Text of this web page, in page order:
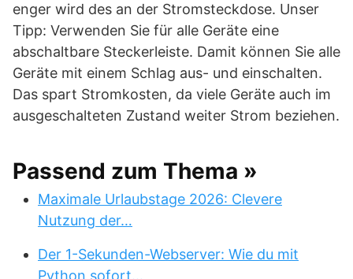
enger wird des an der Stromsteckdose. Unser
Tipp: Verwenden Sie für alle Geräte eine
abschaltbare Steckerleiste. Damit können Sie alle
Geräte mit einem Schlag aus- und einschalten.
Das spart Stromkosten, da viele Geräte auch im
ausgeschalteten Zustand weiter Strom beziehen.
Passend zum Thema »
Maximale Urlaubstage 2026: Clevere
Nutzung der…
Der 1-Sekunden-Webserver: Wie du mit
Python sofort…